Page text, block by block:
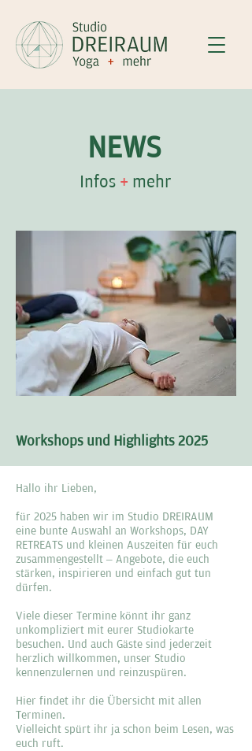
NEWS
Infos + mehr
Workshops und Highlights 2025
Hallo ihr Lieben,
für 2025 haben wir im Studio DREIRAUM
eine bunte Auswahl an Workshops, DAY
RETREATS und kleinen Auszeiten für euch
zusammengestellt – Angebote, die euch
stärken, inspirieren und einfach gut tun
dürfen.
Viele dieser Termine könnt ihr ganz
unkompliziert mit eurer Studiokarte
besuchen. Und auch Gäste sind jederzeit
herzlich willkommen, unser Studio
kennenzulernen und reinzuspüren.
Hier findet ihr die Übersicht mit allen
Terminen.
Vielleicht spürt ihr ja schon beim Lesen, was
euch ruft.